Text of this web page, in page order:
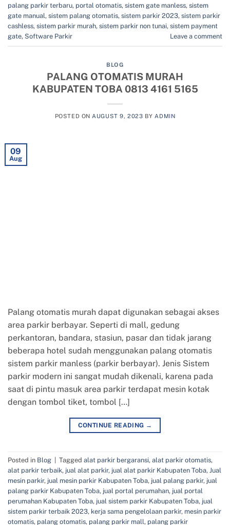
palang parkir terbaru, portal otomatis, sistem gate manless, sistem
gate manual, sistem palang otomatis, sistem parkir 2023, sistem parkir
cashless, sistem parkir murah, sistem parkir non tunai, sistem payment
gate, Software Parkir Leave a comment
BLOG
PALANG OTOMATIS MURAH
KABUPATEN TOBA 0813 4161 5165
POSTED ONAUGUST 9, 2023 BYADMIN
09
Aug
Palang otomatis murah dapat digunakan sebagai akses
area parkir berbayar. Seperti di mall, gedung
perkantoran, bandara, stasiun, pasar dan tidak jarang
beberapa hotel sudah menggunakan palang otomatis
sistem parkir manless (parkir berbayar). Jenis Sistem
parkir modern ini sangat mudah dikenali, karena pada
saat di pintu masuk area parkir terdapat mesin kotak
dengan tombol tiket, tombol […]
CONTINUE READING →
Posted in Blog Tagged alat parkir bergaransi, alat parkir otomatis,
alat parkir terbaik, jual alat parkir, jual alat parkir Kabupaten Toba, Jual
mesin parkir, jual mesin parkir Kabupaten Toba, jual palang parkir, jual
palang parkir Kabupaten Toba, jual portal perumahan, jual portal
perumahan Kabupaten Toba, jual sistem parkir Kabupaten Toba, jual
sistem parkir terbaik 2023, kerja sama pengelolaan parkir, mesin parkir
otomatis, palang otomatis, palang parkir mall, palang parkir